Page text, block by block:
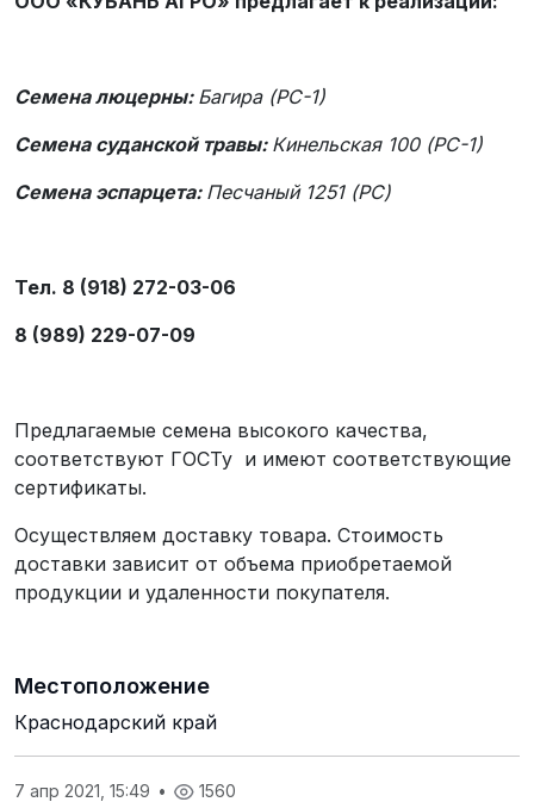
Семена люцерны: Багира (РС-1)
Семена суданской травы: Кинельская 100 (РС-1)
Семена эспарцета: Песчаный 1251 (РС)
Тел. 8 (918) 272-03-06
8 (989) 229-07-09
Предлагаемые семена высокого качества,
соответствуют ГОСТу и имеют соответствующие
сертификаты.
Осуществляем доставку товара. Стоимость
доставки зависит от объема приобретаемой
продукции и удаленности покупателя.
Местоположение
Краснодарский край
7 апр 2021, 15:49 • 1560